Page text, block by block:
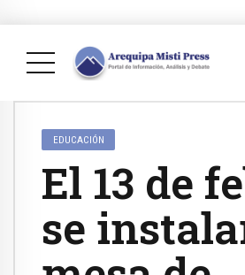
EDUCACIÓN
El 13 de
se